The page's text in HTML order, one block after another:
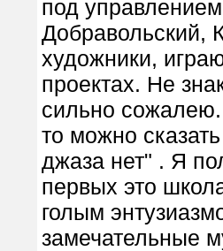
под
Добравольский,
художники,
проектах. Не
сильно сожалею.
то можно
джаза нет" . Я
первых это
голым
замечательные